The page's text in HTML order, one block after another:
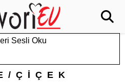
Sesli Oku
ÇİÇEK